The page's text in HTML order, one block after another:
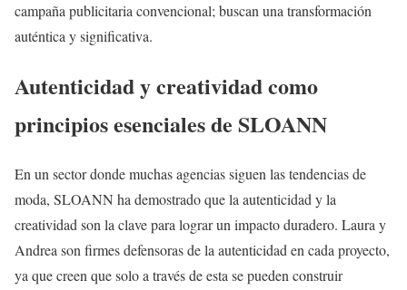
campaña publicitaria convencional; buscan una transformación
auténtica y significativa.
Autenticidad y creatividad como
principios esenciales de SLOANN
En un sector donde muchas agencias siguen las tendencias de
moda, SLOANN ha demostrado que la autenticidad y la
creatividad son la clave para lograr un impacto duradero. Laura y
Andrea son firmes defensoras de la autenticidad en cada proyecto,
ya que creen que solo a través de esta se pueden construir